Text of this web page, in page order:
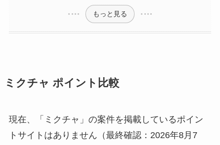
もっと見る
ミクチャ ポイント比較
現在、「ミクチャ」の案件を掲載しているポイン
トサイトはありません（最終確認：2026年8月7